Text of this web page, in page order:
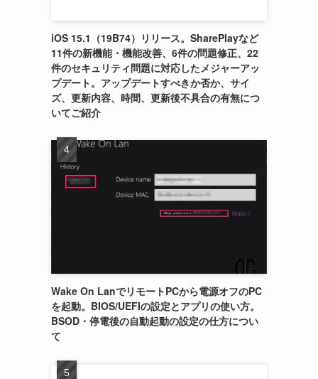
iOS 15.1（19B74）リリース。SharePlayなど
11件の新機能・機能改善、6件の問題修正、22
件のセキュリティ問題に対応したメジャーアッ
プデート。アップデートすべきか否か、サイ
ズ、更新内容、時間、更新後不具合の有無につ
いてご紹介
Wake On LanでリモートPCから電源オフのPC
を起動。BIOS/UEFIの設定とアプリの使い方。
BSOD・停電後の自動起動の設定の仕方につい
て